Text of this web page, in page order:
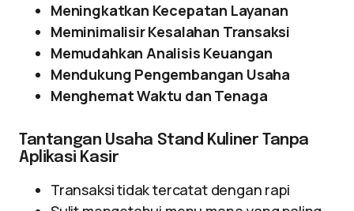
Meningkatkan Kecepatan Layanan
Meminimalisir Kesalahan Transaksi
Memudahkan Analisis Keuangan
Mendukung Pengembangan Usaha
Menghemat Waktu dan Tenaga
Tantangan Usaha Stand Kuliner Tanpa
Aplikasi Kasir
Transaksi tidak tercatat dengan rapi